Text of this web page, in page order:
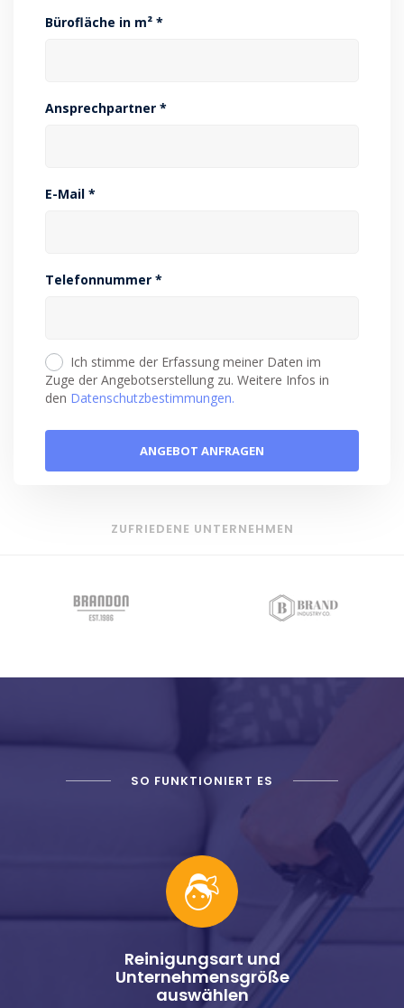
Bürofläche in m² *
Ansprechpartner *
E-Mail *
Telefonnummer *
Ich stimme der Erfassung meiner Daten im
Zuge der Angebotserstellung zu. Weitere Infos in
den Datenschutzbestimmungen.
ZUFRIEDENE UNTERNEHMEN
SO FUNKTIONIERT ES
Reinigungsart und
Unternehmensgröße
auswählen